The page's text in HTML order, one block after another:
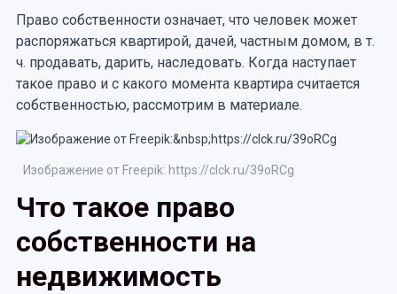
Право собственности означает, что человек может
распоряжаться квартирой, дачей, частным домом, в т.
ч. продавать, дарить, наследовать. Когда наступает
такое право и с какого момента квартира считается
собственностью, рассмотрим в материале.
Изображение от Freepik: https://clck.ru/39oRCg
Что такое право
собственности на
недвижимость